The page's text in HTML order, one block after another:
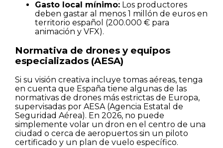
Gasto local mínimo: Los productores
deben gastar al menos 1 millón de euros en
territorio español (200.000 € para
animación y VFX).
Normativa de drones y equipos
especializados (AESA)
Si su visión creativa incluye tomas aéreas, tenga
en cuenta que España tiene algunas de las
normativas de drones más estrictas de Europa,
supervisadas por AESA (Agencia Estatal de
Seguridad Aérea). En 2026, no puede
simplemente volar un dron en el centro de una
ciudad o cerca de aeropuertos sin un piloto
certificado y un plan de vuelo específico.